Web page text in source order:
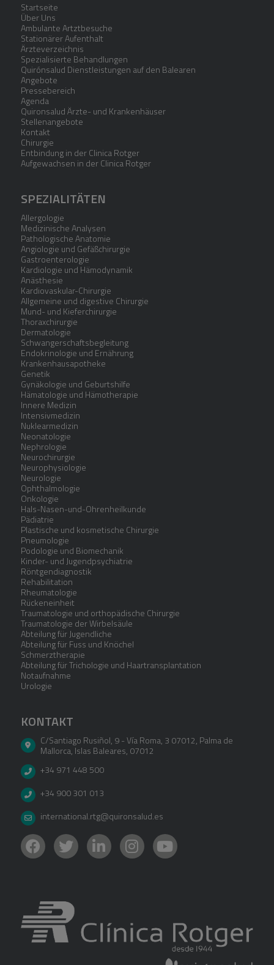
Startseite
Über Uns
Ambulante Artztbesuche
Stationärer Aufenthalt
Ärzteverzeichnis
Spezialisierte Behandlungen
Quirónsalud Dienstleistungen auf den Balearen
Angebote
Pressebereich
Agenda
Quironsalud Ärzte- und Krankenhäuser
Stellenangebote
Kontakt
Chirurgie
Entbindung in der Clinica Rotger
Aufgewachsen in der Clinica Rotger
SPEZIALITÄTEN
Allergologie
Medizinische Analysen
Pathologische Anatomie
Angiologie und Gefäßchirurgie
Gastroenterologie
Kardiologie und Hämodynamik
Anästhesie
Kardiovaskular-Chirurgie
Allgemeine und digestive Chirurgie
Mund- und Kieferchirurgie
Thoraxchirurgie
Dermatologie
Schwangerschaftsbegleitung
Endokrinologie und Ernährung
Krankenhausapotheke
Genetik
Gynäkologie und Geburtshilfe
Hämatologie und Hämotherapie
Innere Medizin
Intensivmedizin
Nuklearmedizin
Neonatologie
Nephrologie
Neurochirurgie
Neurophysiologie
Neurologie
Ophthalmologie
Onkologie
Hals-Nasen-und-Ohrenheilkunde
Pädiatrie
Plastische und kosmetische Chirurgie
Pneumologie
Podologie und Biomechanik
Kinder- und Jugendpsychiatrie
Röntgendiagnostik
Rehabilitation
Rheumatologie
Rückeneinheit
Traumatologie und orthopädische Chirurgie
Traumatologie der Wirbelsäule
Abteilung für Jugendliche
Abteilung für Fuss und Knöchel
Schmerztherapie
Abteilung für Trichologie und Haartransplantation
Notaufnahme
Urologie
KONTAKT
C/Santiago Rusiñol, 9 - Vía Roma, 3 07012, Palma de
Mallorca, Islas Baleares, 07012
+34 971 448 500
+34 900 301 013
international.rtg@quironsalud.es